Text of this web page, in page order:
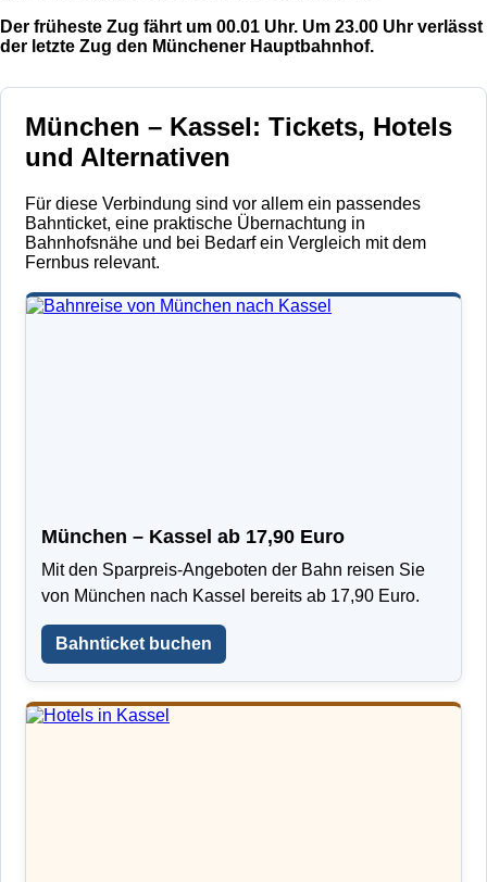
Der früheste Zug fährt um 00.01 Uhr. Um 23.00 Uhr verlässt
der letzte Zug den Münchener Hauptbahnhof.
München – Kassel: Tickets, Hotels
und Alternativen
Für diese Verbindung sind vor allem ein passendes
Bahnticket, eine praktische Übernachtung in
Bahnhofsnähe und bei Bedarf ein Vergleich mit dem
Fernbus relevant.
München – Kassel ab 17,90 Euro
Mit den Sparpreis-Angeboten der Bahn reisen Sie
von München nach Kassel bereits ab 17,90 Euro.
Bahnticket buchen